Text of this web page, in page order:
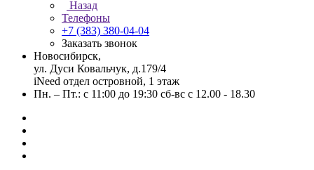
Назад
Телефоны
+7 (383) 380-04-04
Заказать звонок
Новосибирск,
ул. Дуси Ковальчук, д.179/4
iNeed отдел островной, 1 этаж
Пн. – Пт.: с 11:00 до 19:30 сб-вс с 12.00 - 18.30